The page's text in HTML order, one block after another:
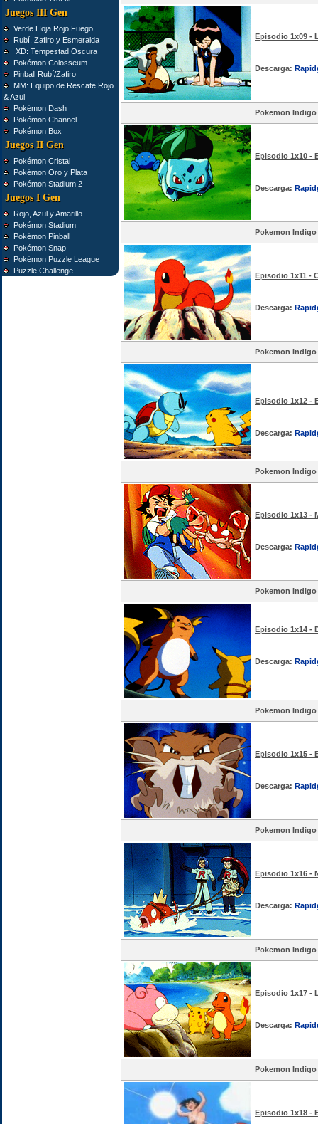
Juegos III Gen
Verde Hoja Rojo Fuego
Rubí, Zafiro y Esmeralda
XD: Tempestad Oscura
Pokémon Colosseum
Pinball Rubí/Zafiro
MM: Equipo de Rescate Rojo
& Azul
Pokémon Dash
Pokémon Channel
Pokémon Box
Juegos II Gen
Pokémon Cristal
Pokémon Oro y Plata
Pokémon Stadium 2
Juegos I Gen
Rojo, Azul y Amarillo
Pokémon Stadium
Pokémon Pinball
Pokémon Snap
Pokémon Puzzle League
Puzzle Challenge
Episodio 1x09 -
Descarga:
Pokemon Indigo
Episodio 1x10 -
Descarga:
Pokemon Indigo
Episodio 1x11 -
Descarga:
Pokemon Indigo
Episodio 1x12 -
Descarga:
Pokemon Indigo
Episodio 1x13 -
Descarga:
Pokemon Indigo
Episodio 1x14 -
Descarga:
Pokemon Indigo
Episodio 1x15 -
Descarga:
Pokemon Indigo
Episodio 1x16 -
Descarga:
Pokemon Indigo
Episodio 1x17 -
Descarga:
Pokemon Indigo
Episodio 1x18 -